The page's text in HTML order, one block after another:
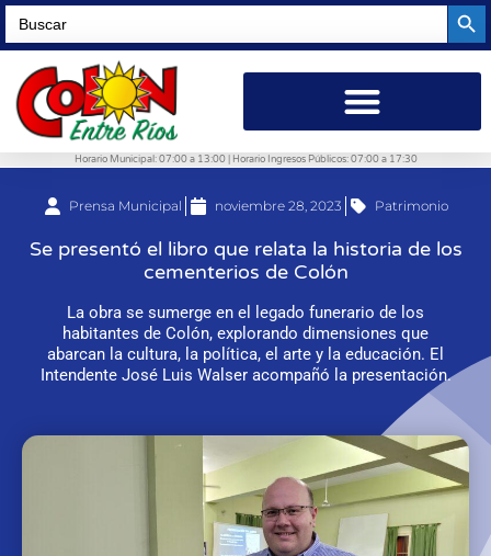
Search
for:
Horario Municipal: 07:00 a 13:00 | Horario Ingresos Públicos: 07:00 a 17:30
Prensa Municipal noviembre 28, 2023 Patrimonio
Se presentó el libro que relata la historia de los
cementerios de Colón
La obra se sumerge en el legado funerario de los
habitantes de Colón, explorando dimensiones que
abarcan la cultura, la política, el arte y la educación. El
Intendente José Luis Walser acompañó la presentación.